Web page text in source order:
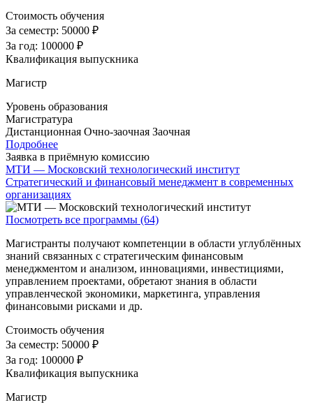
Стоимость обучения
За семестр: 50000 ₽
За год: 100000 ₽
Квалификация выпускника
Магистр
Уровень образования
Магистратура
Дистанционная Очно-заочная Заочная
Подробнее
Заявка в приёмную комиссию
МТИ — Московский технологический институт
Стратегический и финансовый менеджмент в современных
организациях
Посмотреть все программы (64)
Магистранты получают компетенции в области углублённых
знаний связанных с стратегическим финансовым
менеджментом и анализом, инновациями, инвестициями,
управлением проектами, обретают знания в области
управленческой экономики, маркетинга, управления
финансовыми рисками и др.
Стоимость обучения
За семестр: 50000 ₽
За год: 100000 ₽
Квалификация выпускника
Магистр